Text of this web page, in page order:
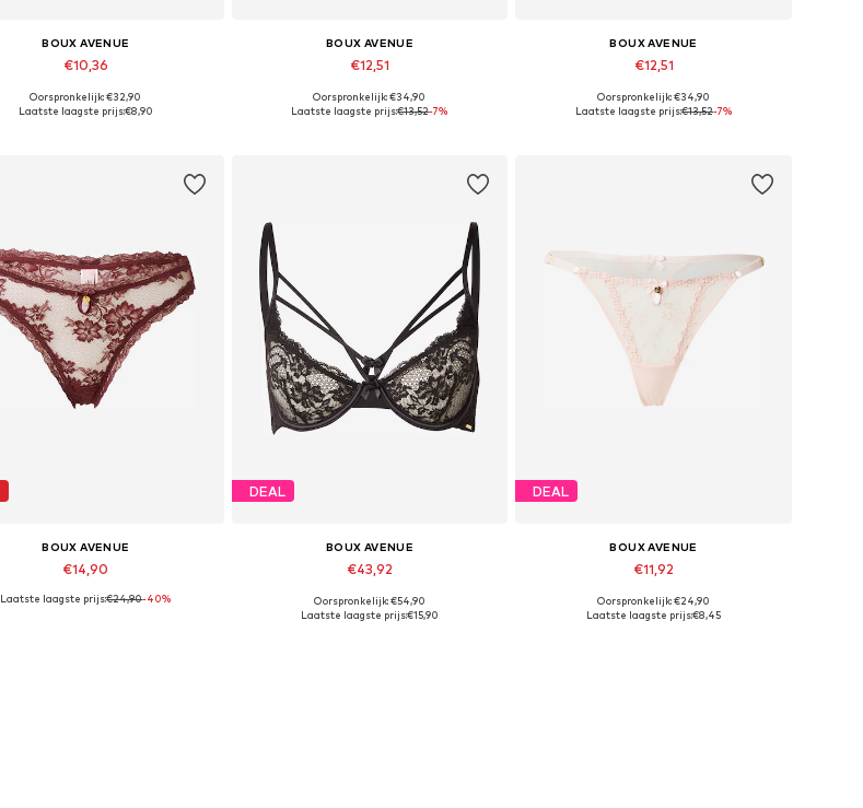
BOUX AVENUE
€10,36
Beschikbare maten: 70
Oorspronkelijk: €32,90
Laatste laagste prijs:€8,90
BOUX AVENUE
€12,51
Beschikbare maten: 70
Oorspronkelijk: €34,90
Laatste laagste prijs:€13,52-7%
BOUX AVENUE
€12,51
Beschikbare maten: 70
Oorspronkelijk: €34,90
Laatste laagste prijs:€13,52-7%
BOUX AVENUE
€14,90
Beschikbare maten: XL
Laatste laagste prijs:€24,90-40%
DEAL
BOUX AVENUE
€43,92
Beschikbare maten: 80 DD
Oorspronkelijk: €54,90
Laatste laagste prijs:€15,90
DEAL
BOUX AVENUE
€11,92
Beschikbare maten: XXL
Oorspronkelijk: €24,90
Laatste laagste prijs:€8,45